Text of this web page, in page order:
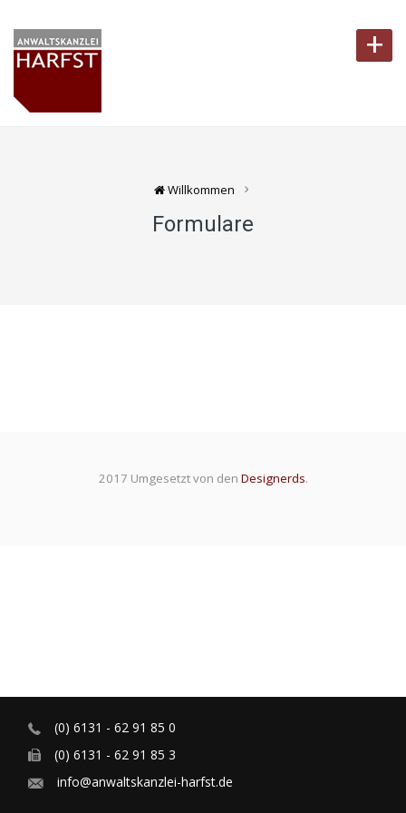
(0) 6131 - 62 91 85 0
(0) 6131 - 62 91 85 3
info@anwaltskanzlei-harfst.de
+
Willkommen
Formulare
2017 Umgesetzt von den Designerds.